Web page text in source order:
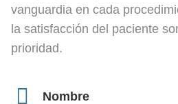
vanguardia en cada
la satisfacción del paciente
prioridad.
Nombre